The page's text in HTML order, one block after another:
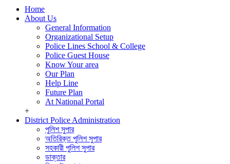
Home
About Us
General Information
Organizational Setup
Police Lines School & College
Police Guest House
Know Your area
Our Plan
Help Line
Future Plan
At National Portal
+
District Police Administration
পুলিশ সুপার
অতিরিক্ত পুলিশ সুপার
সহকারী পুলিশ সুপার
ডাক্তার